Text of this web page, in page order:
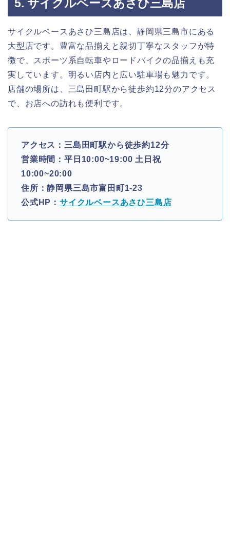
5. サイクルベースあさひ三島店
サイクルベースあさひ三島店は、静岡県三島市にある
大型店です。豊富な品揃えと親切丁寧なスタッフが特
徴で、スポーツ系自転車やロードバイクの品揃えも充
実しています。明るい店内と広い駐車場も魅力です。
店舗の場所は、三島田町駅から徒歩約12分のアクセス
で、お店への訪れも便利です。
アクセス：三島田町駅から徒歩約12分
営業時間：平日10:00~19:00 土日祝
10:00~20:00
住所：静岡県三島市富田町1-23
公式HP： サイクルベースあさひ三島店